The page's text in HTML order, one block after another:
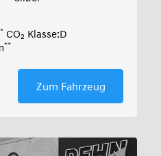
CO2 Klasse:D
**
Zum Fahrzeug